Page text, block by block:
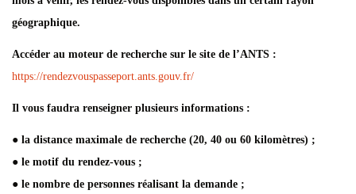
géographique.
Accéder au moteur de recherche sur le site de l’ANTS :
https://rendezvouspasseport.ants.gouv.fr/
Il vous faudra renseigner plusieurs informations :
● la distance maximale de recherche (20, 40 ou 60 kilomètres) ;
● le motif du rendez-vous ;
● le nombre de personnes réalisant la demande ;